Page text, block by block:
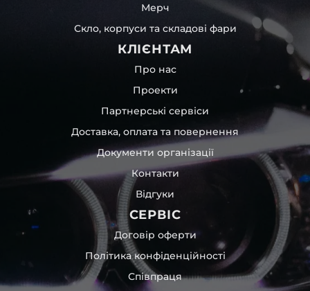
Мерч
Скло, корпуси та складові фари
КЛІЄНТАМ
Про нас
Проекти
Партнерські сервіси
Доставка, оплата та повернення
Документи організації
Контакти
Відгуки
СЕРВІС
Договір оферти
Політика конфіденційності
Співпраця